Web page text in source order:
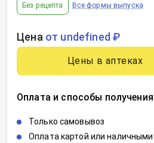
Без рецепта Все формы выпуска
Цена от undefined ₽
Цены в аптеках
Оплата и способы получения
Только самовывоз
Оплата картой или наличными